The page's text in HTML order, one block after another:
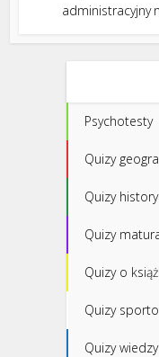
administracyjny
Psychotesty
Quizy
Quizy
Quizy
Quizy o
Quizy
Quizy wiedzy